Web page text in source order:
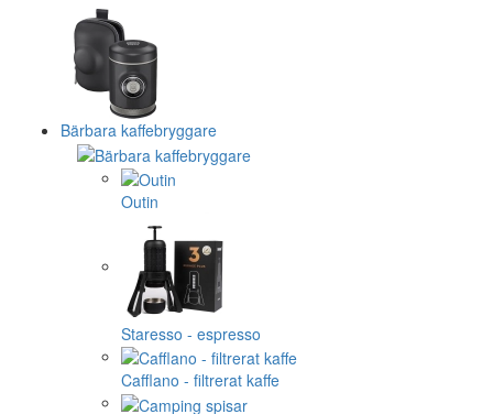
Bärbara kaffebryggare
Outin
Staresso - espresso
Cafflano - filtrerat kaffe